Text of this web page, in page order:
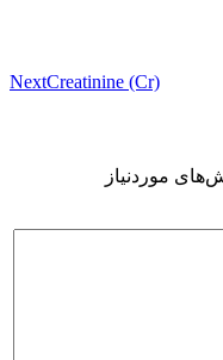
NextCreatinine (Cr)
موردنیاز